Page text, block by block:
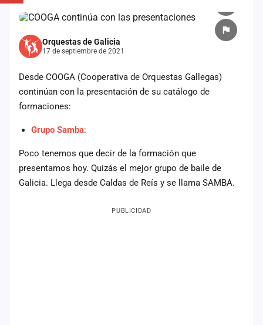
Orquestas de Galicia
17 de septiembre de 2021
Desde COOGA (Cooperativa de Orquestas Gallegas)
continúan con la presentación de su catálogo de
formaciones:
Grupo Samba:
Poco tenemos que decir de la formación que
presentamos hoy. Quizás el mejor grupo de baile de
Galicia. Llega desde Caldas de Reís y se llama SAMBA.
PUBLICIDAD
Inicio
Noticias
Formaciones
Fiestas
Mapa
Componentes